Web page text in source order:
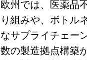
欧州では、医薬品
り組みや、ボトル
なサプライチェー
数の製造拠点構築